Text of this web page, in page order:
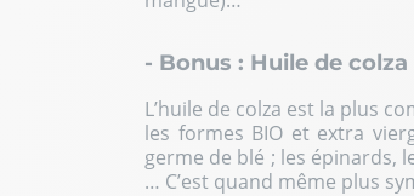
- Bonus : Huile de colza
L’huile de colza est la plus
les formes BIO et extra
germe de blé ; les épinards,
… C’est quand même plus